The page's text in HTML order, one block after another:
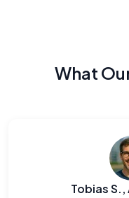
What
Tobias